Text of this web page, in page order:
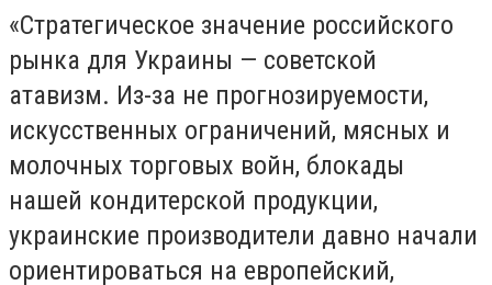
«Стратегическое значение российского
рынка для Украины — советской
атавизм. Из-за не прогнозируемости,
искусственных ограничений, мясных и
молочных торговых войн, блокады
нашей кондитерской продукции,
украинские производители давно начали
ориентироваться на европейский,